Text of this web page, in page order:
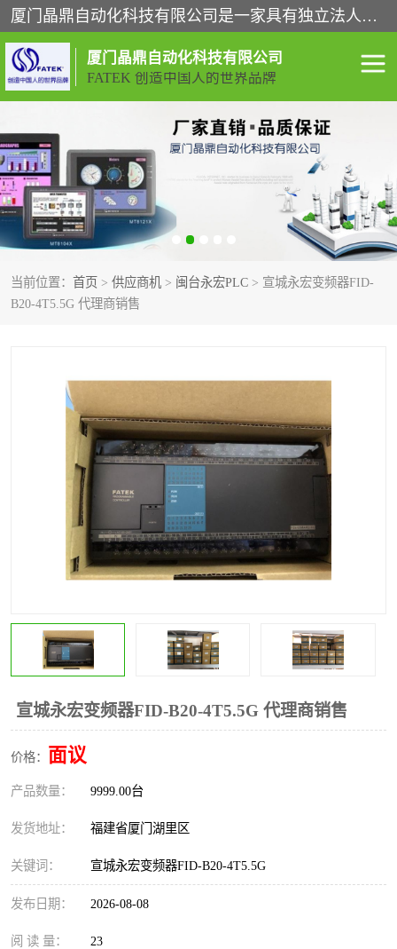
厦门晶鼎自动化科技有限公司是一家具有独立法人资格的高新技术企业；代理销售的产品有台湾威纶触摸屏，魏德米勒全系列，永宏触摸屏,威纶触摸屏,台湾威纶weinview触摸屏,台湾永宏PLC，FATEK,永宏伺服,图儿克总线，施耐德，欧姆龙，西门子，富士变频，K&N蓝系列， BUSSMANN，松下变频器，丹佛斯变频器等。
厦门晶鼎自动化科技有限公司
FATEK 创造中国人的世界品牌
当前位置： 首页 > 供应商机 > 闽台永宏PLC > 宣城永宏变频器FID-
B20-4T5.5G 代理商销售
宣城永宏变频器FID-B20-4T5.5G 代理商销售
价格： 面议
产品数量： 9999.00台
发货地址： 福建省厦门湖里区
关键词： 宣城永宏变频器FID-B20-4T5.5G
发布日期： 2026-08-08
阅 读 量： 23
闽台永宏PLC WEINVIEW闽台威纶触摸
正弦变频器正弦伺服 魏德米勒接线端子
ABB电流开关 魏德米勒电源
丹佛斯变频器 MOXA通讯模块
其他
安士能开关
克罗地亚
魏德米勒继电器 施迈赛限位开关